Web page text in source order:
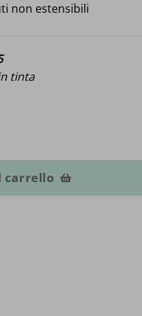
non estensibili
tinta
carrello